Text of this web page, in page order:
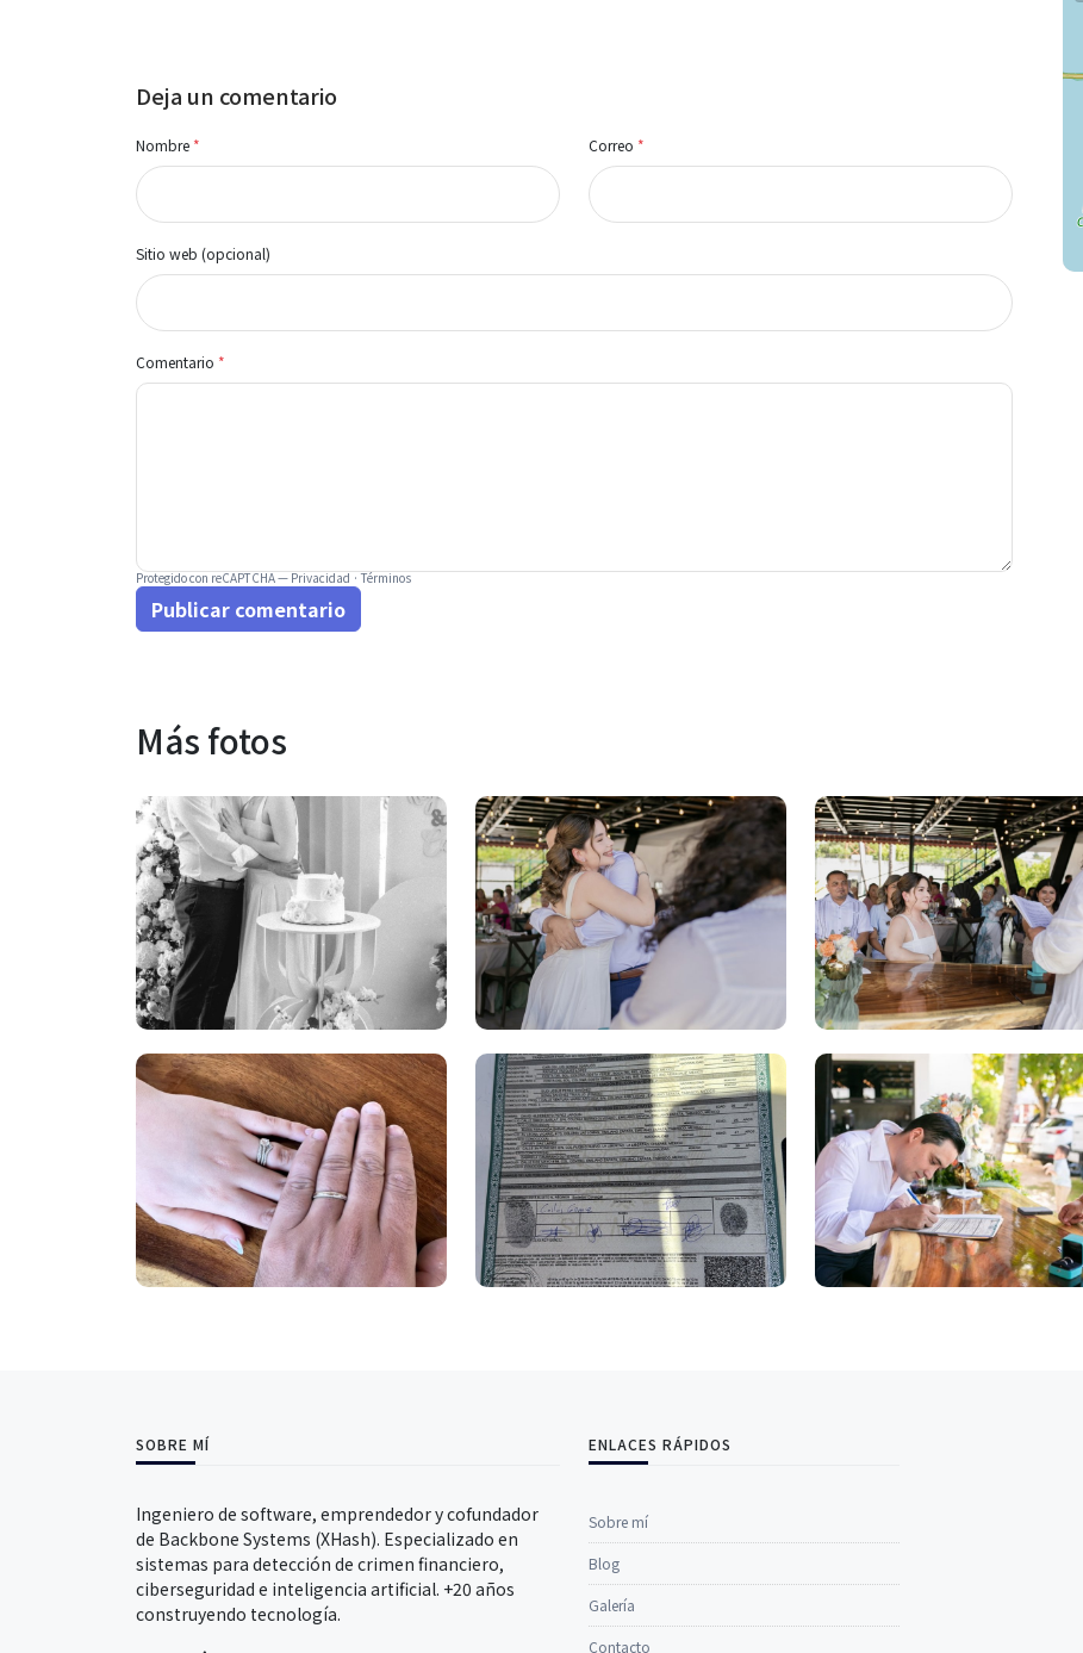
Deja un comentario
Nombre * Correo *
Sitio web (opcional)
Comentario *
Protegido con reCAPTCHA —Privacidad·Términos
Publicar comentario
Más fotos
SOBRE MÍ
Ingeniero de software, emprendedor y cofundador
de Backbone Systems (XHash). Especializado en
sistemas para detección de crimen financiero,
ciberseguridad e inteligencia artificial. +20 años
construyendo tecnología.
ENLACES RÁPIDOS
Sobre mí
Blog
Galería
Contacto